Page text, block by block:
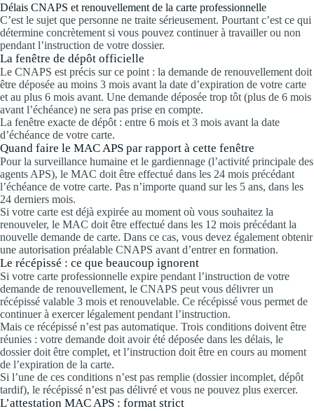
Délais CNAPS et renouvellement de la carte professionnelle
C’est le sujet que personne ne traite sérieusement. Pourtant c’est ce qui
détermine concrètement si vous pouvez continuer à travailler ou non
pendant l’instruction de votre dossier.
La fenêtre de dépôt officielle
Le CNAPS est précis sur ce point : la demande de renouvellement doit
être déposée au moins 3 mois avant la date d’expiration de votre carte
et au plus 6 mois avant. Une demande déposée trop tôt (plus de 6 mois
avant l’échéance) ne sera pas prise en compte.
La fenêtre exacte de dépôt : entre 6 mois et 3 mois avant la date
d’échéance de votre carte.
Quand faire le MAC APS par rapport à cette fenêtre
Pour la surveillance humaine et le gardiennage (l’activité principale des
agents APS), le MAC doit être effectué dans les 24 mois précédant
l’échéance de votre carte. Pas n’importe quand sur les 5 ans, dans les
24 derniers mois.
Si votre carte est déjà expirée au moment où vous souhaitez la
renouveler, le MAC doit être effectué dans les 12 mois précédant la
nouvelle demande de carte. Dans ce cas, vous devez également obtenir
une autorisation préalable CNAPS avant d’entrer en formation.
Le récépissé : ce que beaucoup ignorent
Si votre carte professionnelle expire pendant l’instruction de votre
demande de renouvellement, le CNAPS peut vous délivrer un
récépissé valable 3 mois et renouvelable. Ce récépissé vous permet de
continuer à exercer légalement pendant l’instruction.
Mais ce récépissé n’est pas automatique. Trois conditions doivent être
réunies : votre demande doit avoir été déposée dans les délais, le
dossier doit être complet, et l’instruction doit être en cours au moment
de l’expiration de la carte.
Si l’une de ces conditions n’est pas remplie (dossier incomplet, dépôt
tardif), le récépissé n’est pas délivré et vous ne pouvez plus exercer.
L’attestation MAC APS : format strict